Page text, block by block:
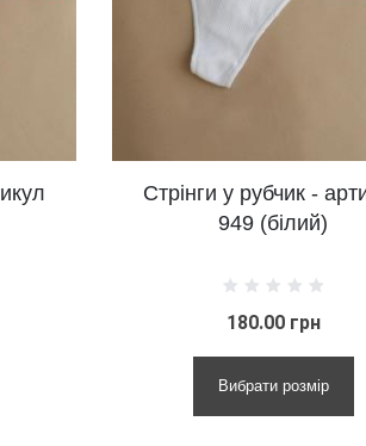
Стрінги у рубчик - артикул